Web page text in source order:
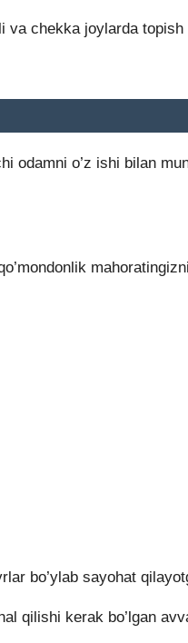
chekka joylarda
odamni o’z ishi bilan
bo’ylab sayohat
qilishi kerak bo’lgan